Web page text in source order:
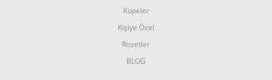
Küpeler
Kişiye Özel
Rozetler
BLOG